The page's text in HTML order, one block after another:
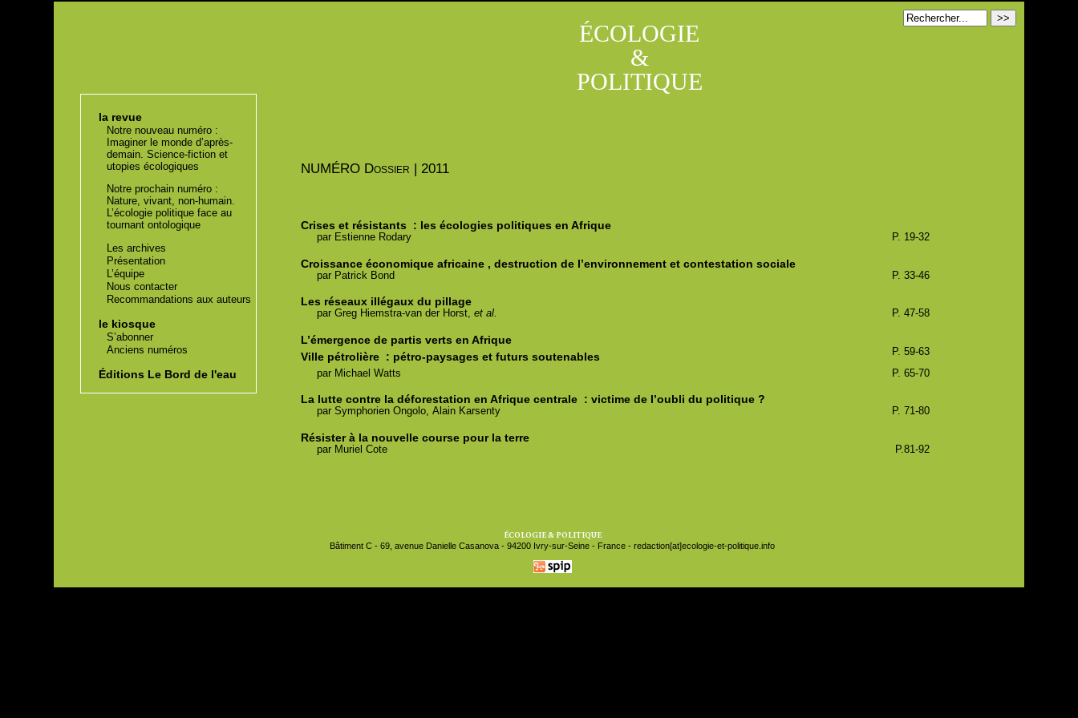
ÉCOLOGIE
&
POLITIQUE
la revue
Notre nouveau numéro :
Imaginer le monde d’après-
demain. Science-fiction et
utopies écologiques
Notre prochain numéro :
Nature, vivant, non-humain.
L’écologie politique face au
tournant ontologique
Les archives
Présentation
L’équipe
Nous contacter
Recommandations aux auteurs
le kiosque
S’abonner
Anciens numéros
Éditions Le Bord de l'eau
NUMÉRO Dossier | 2011
Crises et résistants : les écologies politiques en Afrique
P. 19-32
par Estienne Rodary
Croissance économique africaine , destruction de l’environnement et contestation sociale
P. 33-46
par Patrick Bond
Les réseaux illégaux du pillage
P. 47-58
parGreg Hiemstra-van der Horst,et al.
L’émergence de partis verts en Afrique
P. 59-63
Ville pétrolière : pétro-paysages et futurs soutenables
P. 65-70
par Michael Watts
La lutte contre la déforestation en Afrique centrale : victime de l’oubli du politique ?
P. 71-80
parSymphorien Ongolo,Alain Karsenty
Résister à la nouvelle course pour la terre
P.81-92
par Muriel Cote
ÉCOLOGIE & POLITIQUE
Bâtiment C - 69, avenue Danielle Casanova - 94200 Ivry-sur-Seine - France - redaction[at]ecologie-et-politique.info